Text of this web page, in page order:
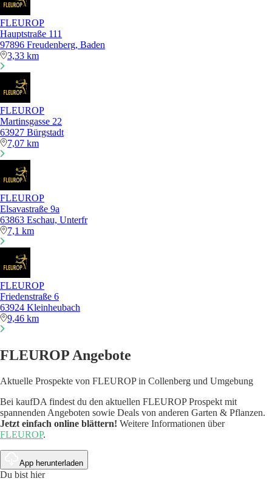
FLEUROP
Hauptstraße 111
97896 Freudenberg, Baden
3,33 km
FLEUROP
Martinsgasse 22
63927 Bürgstadt
7,07 km
FLEUROP
Elsavastraße 9a
63863 Eschau, Unterfr
7,1 km
FLEUROP
Friedenstraße 6
63924 Kleinheubach
9,46 km
FLEUROP Angebote
Aktuelle Prospekte von FLEUROP in Collenberg und Umgebung
Bei kaufDA findest du den aktuellen FLEUROP Prospekt mit
spannenden Angeboten sowie Deals von anderen Garten & Pflanzen.
Jetzt einfach online blättern! Weitere Informationen über
FLEUROP.
App herunterladen
Du bist hier